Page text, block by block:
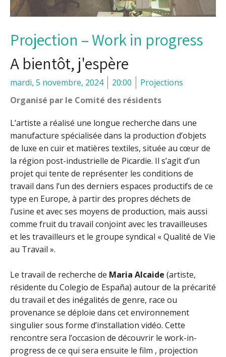
Projection – Work in progress
A bientôt, j'espère
mardi, 5 novembre, 2024 20:00
Projections
Organisé par le Comité des résidents
L’artiste a réalisé une longue recherche dans une
manufacture spécialisée dans la production d’objets
de luxe en cuir et matières textiles, située au cœur de
la région post-industrielle de Picardie. Il s’agit d’un
projet qui tente de représenter les conditions de
travail dans l’un des derniers espaces productifs de ce
type en Europe, à partir des propres déchets de
l’usine et avec ses moyens de production, mais aussi
comme fruit du travail conjoint avec les travailleuses
et les travailleurs et le groupe syndical « Qualité de Vie
au Travail ».
Le travail de recherche de Maria Alcaide (artiste,
résidente du Colegio de España) autour de la précarité
du travail et des inégalités de genre, race ou
provenance se déploie dans cet environnement
singulier sous forme d’installation vidéo. Cette
rencontre sera l’occasion de découvrir le work-in-
progress de ce qui sera ensuite le film , projection